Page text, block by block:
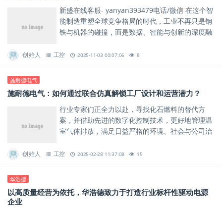
新盛在线客服- yanyan393479电话/微信 在这个智
能制造重塑全球竞争格局的时代，工业不再只是钢
铁与机器的碰撞，而是数据、智能与创新的深度融
以...
创始人 工控 2025-11-03 00:07:06 8
施耐德电气
施耐德电气：如何通过联合仿真解锁工厂设计和运营潜力？
行业专家们正全力以赴，寻找化石燃料的替代方
案，并借助先进的数字化控制技术，更好地管理温
室气体排放，满足日益严格的环境、社会与公司治
创始人 工控 2025-02-28 11:37:08 15
华浩德
以高质量经营为依托，华浩德致力于打造行业标杆性驱动电源
企业